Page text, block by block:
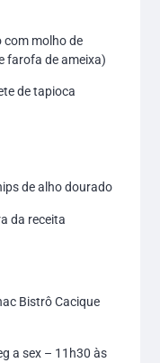
com molho de
farofa de ameixa)
de tapioca
de alho dourado
da receita
Bistrô Cacique
a sex – 11h30 às